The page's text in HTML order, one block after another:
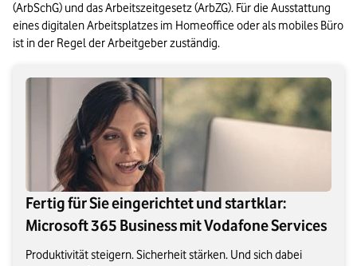
(ArbSchG) und das Arbeitszeitgesetz (ArbZG). Für die Ausstattung
eines digitalen Arbeitsplatzes im Homeoffice oder als mobiles Büro
ist in der Regel der Arbeitgeber zuständig.
Fertig für Sie eingerichtet und startklar:
Microsoft 365 Business mit Vodafone Services
Produktivität steigern. Sicherheit stärken. Und sich dabei